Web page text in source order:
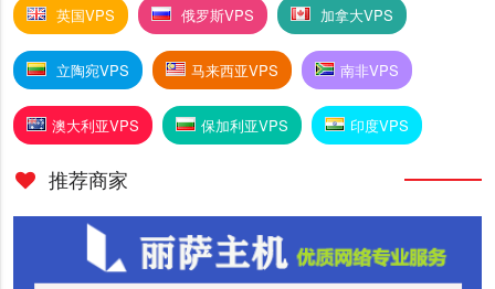
英国VPS 俄罗斯VPS 加拿大VPS
立陶宛VPS 马来西亚VPS 南非VPS
澳大利亚VPS 保加利亚VPS 印度VPS
推荐商家